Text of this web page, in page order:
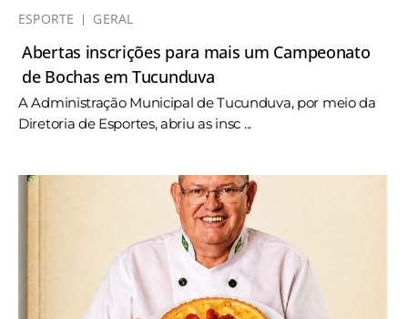
ESPORTE GERAL
Abertas inscrições para mais um Campeonato
de Bochas em Tucunduva
A Administração Municipal de Tucunduva, por meio da
Diretoria de Esportes, abriu as insc ...